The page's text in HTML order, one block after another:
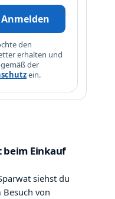
Anmelden
den
erhalten und
der
ein.
und
Einkauf
siehst du
von